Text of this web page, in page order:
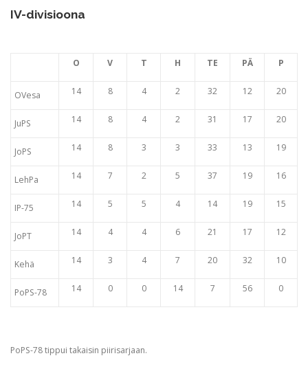
IV-divisioona
O V T H TE PÄ P
OVesa 14 8 4 2 32 12 20
JuPS 14 8 4 2 31 17 20
JoPS 14 8 3 3 33 13 19
LehPa 14 7 2 5 37 19 16
IP-75 14 5 5 4 14 19 15
JoPT 14 4 4 6 21 17 12
Kehä 14 3 4 7 20 32 10
PoPS-78 14 0 0 14 7 56 0
PoPS-78 tippui takaisin piirisarjaan.